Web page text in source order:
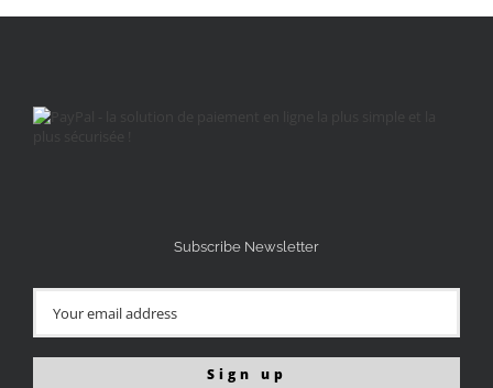
Subscribe Newsletter